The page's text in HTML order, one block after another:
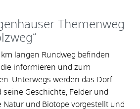
Themenweg
langen Rundweg befinden
informieren und zum
Unterwegs werden das Dorf
Geschichte, Felder und
Natur und Biotope vorgestellt und